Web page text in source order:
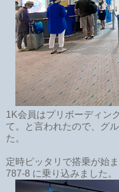
1K会員はプリボーディン
て。と言われたので、グ
た。
定時ピッタリで搭乗が始
787-8 に乗り込みました。